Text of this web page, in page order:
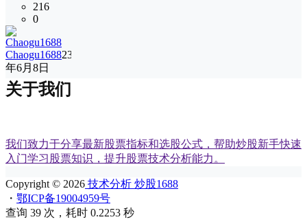
216
0
Chaogu168823
年6月8日
关于我们
我们致力于分享最新股票指标和选股公式，帮助炒股新手快速
入门学习股票知识，提升股票技术分析能力。
Copyright © 2026 技术分析 炒股1688
・ 鄂ICP备19004959号
查询 39 次，耗时 0.2253 秒